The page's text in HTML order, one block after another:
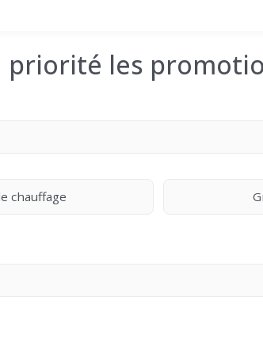
priorité les
chauffage